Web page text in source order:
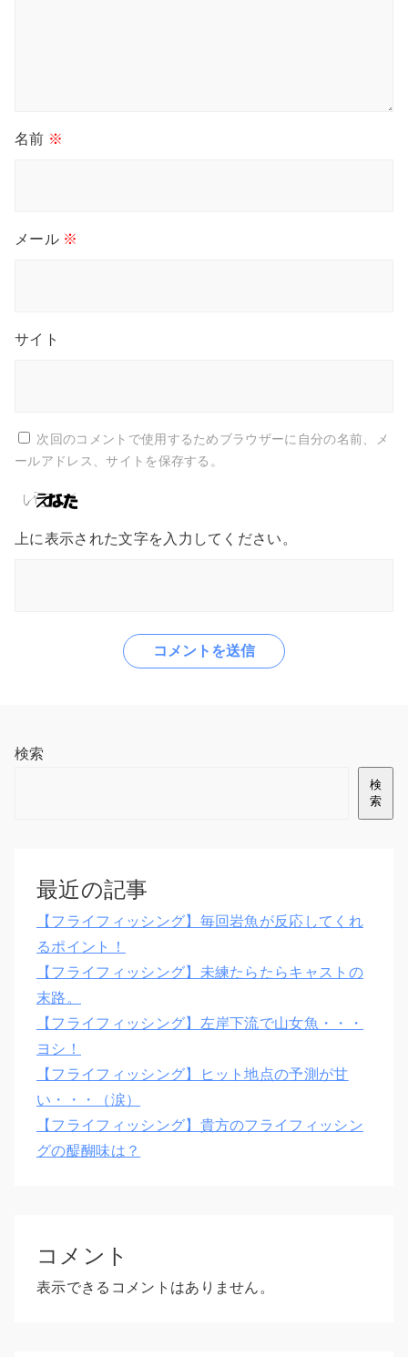
名前 ※
メール ※
サイト
次回のコメントで使用するためブラウザーに自分の名前、メ
ールアドレス、サイトを保存する。
上に表示された文字を入力してください。
検索
検
索
最近の記事
【フライフィッシング】毎回岩魚が反応してくれ
るポイント！
【フライフィッシング】未練たらたらキャストの
末路。
【フライフィッシング】左岸下流で山女魚・・・
ヨシ！
【フライフィッシング】ヒット地点の予測が甘
い・・・（涙）
【フライフィッシング】貴方のフライフィッシン
グの醍醐味は？
コメント
表示できるコメントはありません。